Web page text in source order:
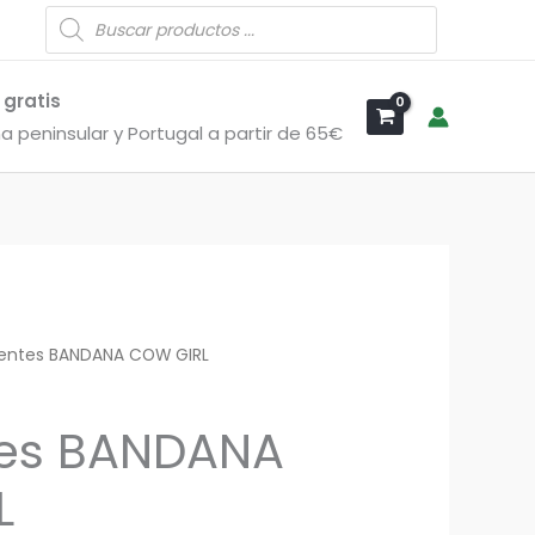
Búsqueda
de
productos
gratis
peninsular y Portugal a partir de 65€
BANDANA COW GIRL
BANDANA